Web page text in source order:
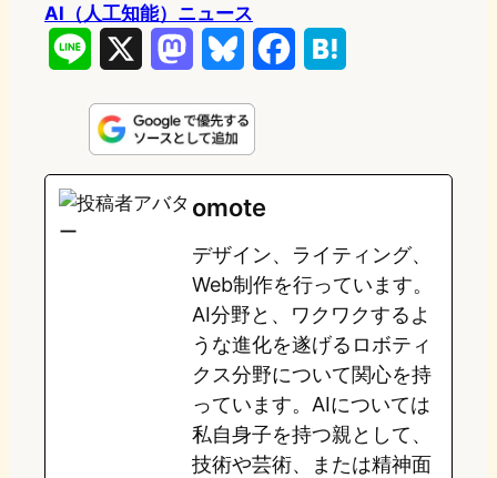
AI（人工知能）ニュース
n
e
s
t
o
d
o
n
u
e
s
y
e
o
o
k
e
a
omote
デザイン、ライティング、
Web制作を行っています。
AI分野と、ワクワクするよ
うな進化を遂げるロボティ
クス分野について関心を持
っています。AIについては
私自身子を持つ親として、
技術や芸術、または精神面